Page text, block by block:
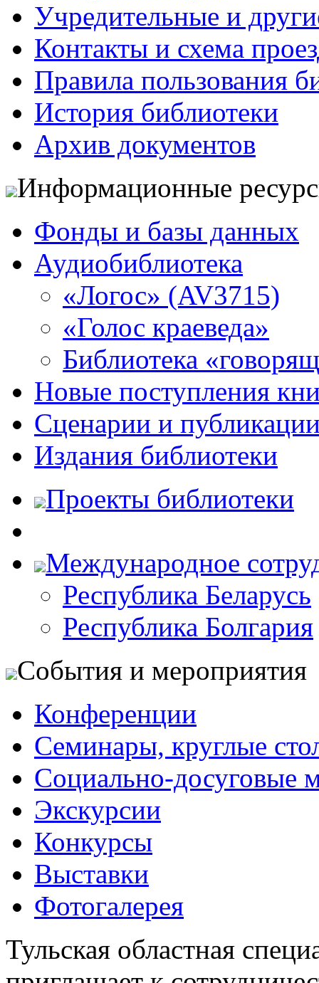
Учредительные и
Контакты и схема
Правила пользования
История библиотеки
Архив документов
Информационные
Фонды и базы данных
Аудиобиблиотека
«Логос» (AV3715)
«Голос краеведа»
Библиотека
Новые поступления
Сценарии и
Издания библиотеки
Проекты библиотеки
Международное
Республика Беларусь
Республика Болгария
События и мероприятия
Конференции
Семинары, круглые
Социально-досуговые
Экскурсии
Конкурсы
Выставки
Фотогалерея
Тульская областная